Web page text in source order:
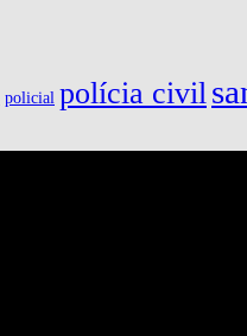
policial polícia civil